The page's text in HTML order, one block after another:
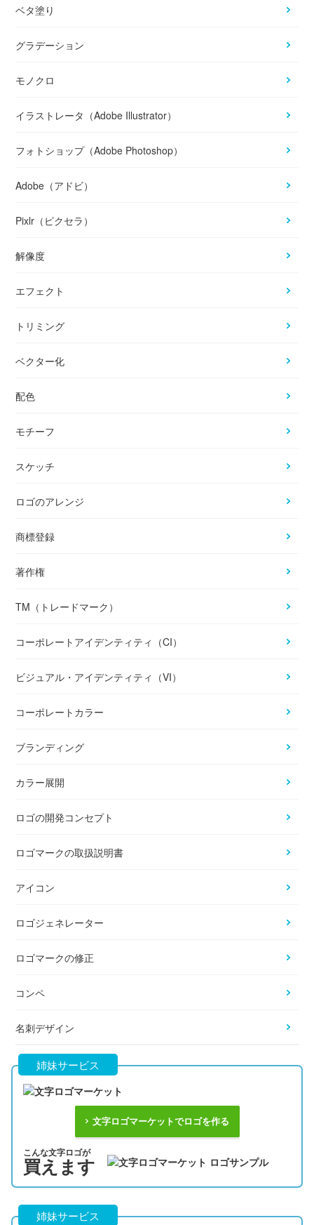
ベタ塗り
グラデーション
モノクロ
イラストレータ（Adobe Illustrator）
フォトショップ（Adobe Photoshop）
Adobe（アドビ）
Pixlr（ピクセラ）
解像度
エフェクト
トリミング
ベクター化
配色
モチーフ
スケッチ
ロゴのアレンジ
商標登録
著作権
TM（トレードマーク）
コーポレートアイデンティティ（CI）
ビジュアル・アイデンティティ（VI）
コーポレートカラー
ブランディング
カラー展開
ロゴの開発コンセプト
ロゴマークの取扱説明書
アイコン
ロゴジェネレーター
ロゴマークの修正
コンペ
名刺デザイン
姉妹サービス
文字ロゴマーケットでロゴを作る
こんな文字ロゴが
買えます
姉妹サービス